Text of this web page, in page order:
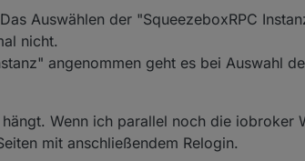
Auswählen der "SqueezeboxRPC
nicht.
angenommen geht es bei Auswahl
Wenn ich parallel noch die iobroker
mit anschließendem Relogin.